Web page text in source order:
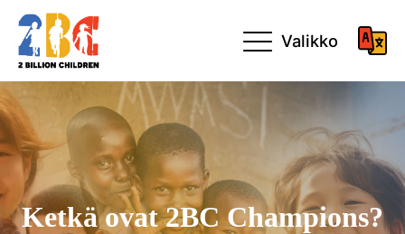
Valikko
Ketkä ovat 2BC Champions?